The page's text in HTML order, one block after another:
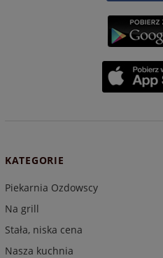
KATEGORIE
Piekarnia Ozdowscy
Na grill
Stała, niska cena
Nasza kuchnia